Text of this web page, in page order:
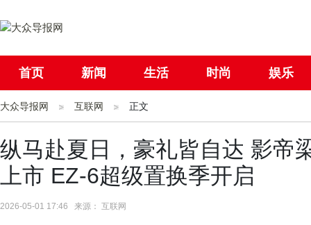
首页 新闻 生活 时尚 娱乐
社会 国际 母婴
大众导报网 互联网 正文
纵马赴夏日，豪礼皆自达 影帝
上市 EZ-6超级置换季开启
2026-05-01 17:46 来源： 互联网